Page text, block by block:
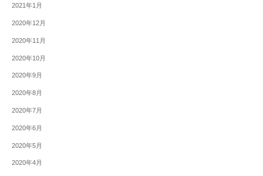
2021年1月
2020年12月
2020年11月
2020年10月
2020年9月
2020年8月
2020年7月
2020年6月
2020年5月
2020年4月